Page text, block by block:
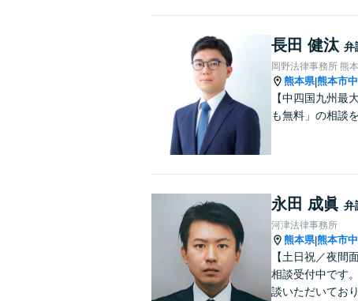
長田 健汰 弁
岡野法律事務所 熊
熊本県|熊本市
【中四国九州最
も無料」の相談
永田 成眞 弁
河津法律事務所
熊本県|熊本市
【土日祝／夜間
相談受付中です
談いただいてお